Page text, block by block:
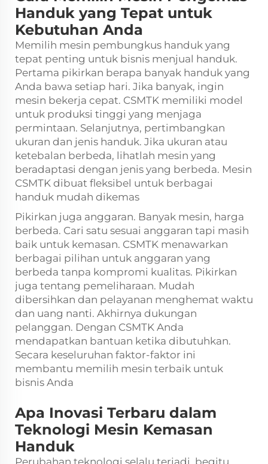
Handuk yang Tepat untuk
Kebutuhan Anda
Memilih mesin pembungkus handuk yang
tepat penting untuk bisnis menjual handuk.
Pertama pikirkan berapa banyak handuk yang
Anda bawa setiap hari. Jika banyak, ingin
mesin bekerja cepat. CSMTK memiliki model
untuk produksi tinggi yang menjaga
permintaan. Selanjutnya, pertimbangkan
ukuran dan jenis handuk. Jika ukuran atau
ketebalan berbeda, lihatlah mesin yang
beradaptasi dengan jenis yang berbeda. Mesin
CSMTK dibuat fleksibel untuk berbagai
handuk mudah dikemas
Pikirkan juga anggaran. Banyak mesin, harga
berbeda. Cari satu sesuai anggaran tapi masih
baik untuk kemasan. CSMTK menawarkan
berbagai pilihan untuk anggaran yang
berbeda tanpa kompromi kualitas. Pikirkan
juga tentang pemeliharaan. Mudah
dibersihkan dan pelayanan menghemat waktu
dan uang nanti. Akhirnya dukungan
pelanggan. Dengan CSMTK Anda
mendapatkan bantuan ketika dibutuhkan.
Secara keseluruhan faktor-faktor ini
membantu memilih mesin terbaik untuk
bisnis Anda
Apa Inovasi Terbaru dalam
Teknologi Mesin Kemasan
Handuk
Perubahan teknologi selalu terjadi, begitu